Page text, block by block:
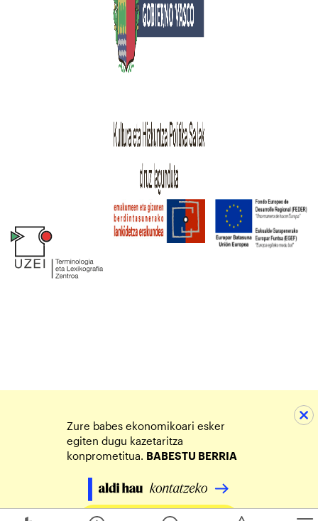
Zure babes ekonomikoari esker
egiten dugu kazetaritza
konprometitua. BABESTU BERRIA